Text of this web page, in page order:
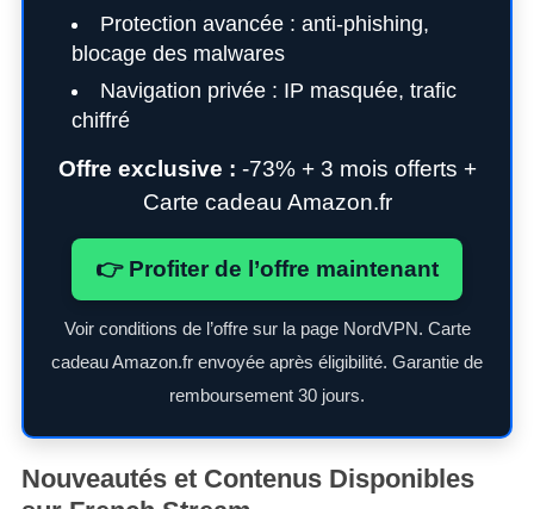
Protection avancée : anti-phishing,
blocage des malwares
Navigation privée : IP masquée, trafic
chiffré
Offre exclusive : -73% + 3 mois offerts +
Carte cadeau Amazon.fr
👉 Profiter de l’offre maintenant
Voir conditions de l’offre sur la page NordVPN. Carte
cadeau Amazon.fr envoyée après éligibilité. Garantie de
remboursement 30 jours.
Nouveautés et Contenus Disponibles